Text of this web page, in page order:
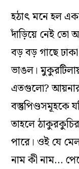
হঠাৎ মনে হল
দাঁড়িয়ে নেই তো
বড় বড় গাছে
ভাঙল।
এতগুলো? আয়নার
বস্তুপিণ্ডসমূহকে
তাহলে
পারে। ওই যে
নাম কী নাম…